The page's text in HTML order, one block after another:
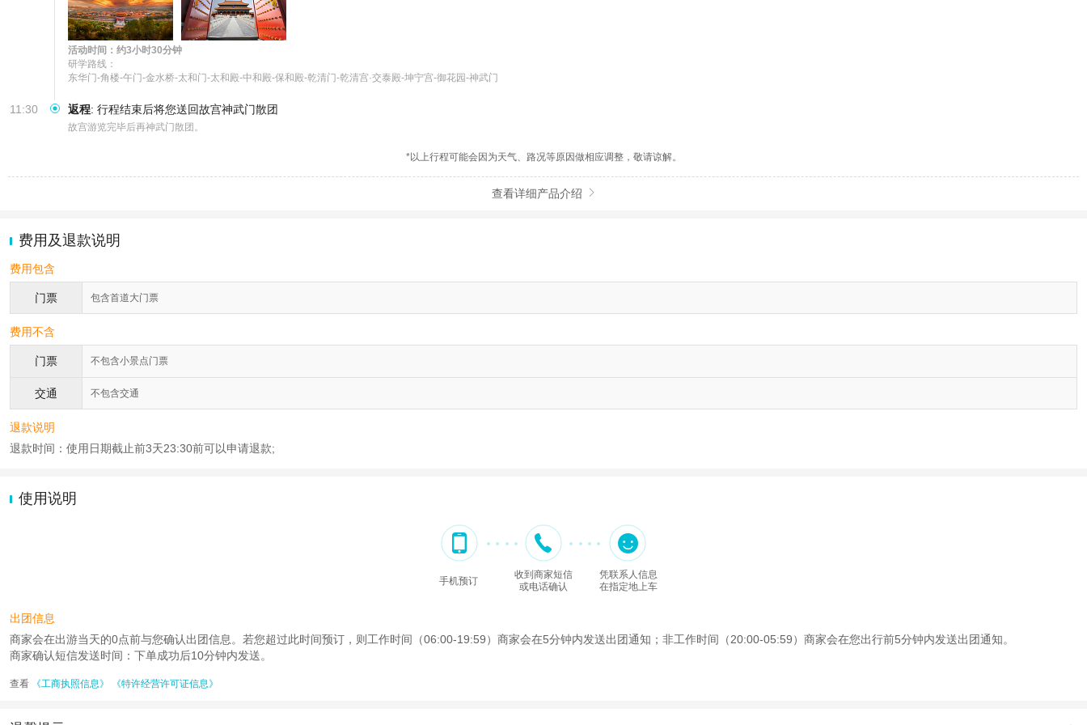
活动时间：约3小时30分钟
研学路线：
东华门-角楼-午门-金水桥-太和门-太和殿-中和殿-保和殿-乾清门-乾清宫·交泰殿-坤宁宫-御花园-神武门
11:30 返程: 行程结束后将您送回故宫神武门散团
故宫游览完毕后再神武门散团。
*以上行程可能会因为天气、路况等原因做相应调整，敬请谅解。
查看详细产品介绍 
费用及退款说明
费用包含
门票 包含首道大门票
费用不含
门票 不包含小景点门票
交通 不包含交通
退款说明
退款时间：使用日期截止前3天23:30前可以申请退款;
使用说明
手机预订
收到商家短信
或电话确认
凭联系人信息
在指定地上车
出团信息
商家会在出游当天的0点前与您确认出团信息。若您超过此时间预订，则工作时间（06:00-19:59）商家会在5分钟内发送出团通知；非工作时间（20:00-05:59）商家会在您出行前5分钟内发送出团通知。
商家确认短信发送时间：下单成功后10分钟内发送。
查看 《工商执照信息》 《特许经营许可证信息》